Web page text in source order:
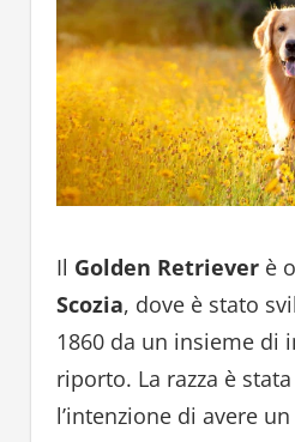
Il Golden Retrieverè
Scozia, dove è stato
1860 da un insieme di
riporto. La razza è
l’intenzione di avere